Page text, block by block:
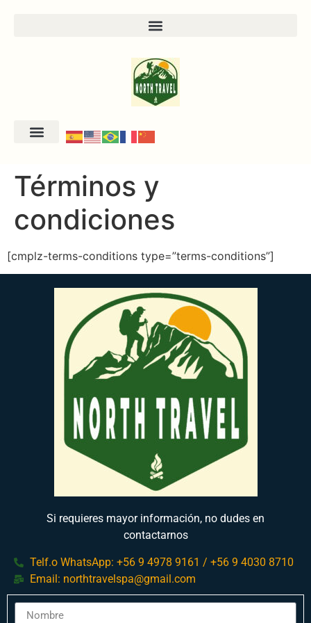
Términos y
condiciones
[cmplz-terms-conditions type=”terms-conditions”]
Si requieres mayor información, no dudes en
contactarnos
Telf.o WhatsApp: +56 9 4978 9161 / +56 9 4030 8710
Email: northtravelspa@gmail.com